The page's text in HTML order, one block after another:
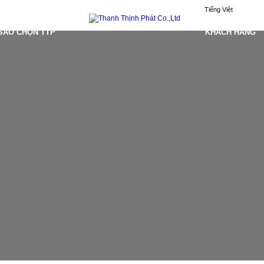
Tiếng Việt
CHỌN TTP KHÁCH HÀNG